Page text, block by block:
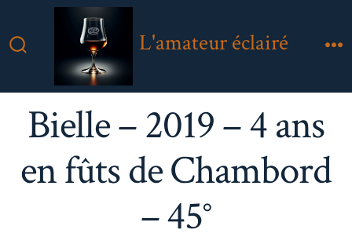
au
Bascule
Rechercher
L'amateur éclairé
Bielle – 2019 – 4 ans
en fûts de Chambord
– 45°